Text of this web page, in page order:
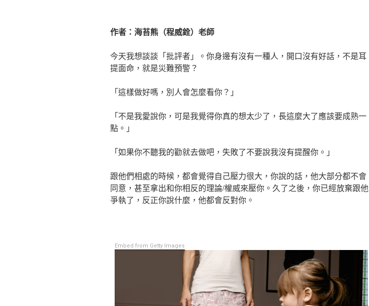
作者：海苔熊（程威銓）老師
今天我想談談「批評者」。你身邊有沒有一種人，開口沒有好話，不是耳
提面命，就是災難預警？
「這樣做好嗎，別人會怎麼看你？」
「不是我愛說你，可是我覺得你真的想太少了，長這麼大了應該要成熟一
點。」
「如果你不聽我的勸就去做吧，失敗了不要說我沒有提醒你。」
跟他們相處的時候，都會覺得自己壓力很大，你說的話，他大部分都不會
同意，甚至拿出和你相反的理論/權威來壓你。久了之後，你已經放棄跟他
爭執了，反正你說什麼，他都會反對你。
Embed from Getty Images